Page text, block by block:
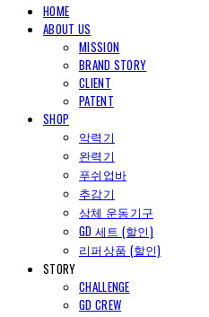
HOME
ABOUT US
MISSION
BRAND STORY
CLIENT
PATENT
SHOP
악력기
완력기
푸쉬업바
추감기
상체 운동기구
GD 세트 (할인)
리퍼상품 (할인)
STORY
CHALLENGE
GD CREW